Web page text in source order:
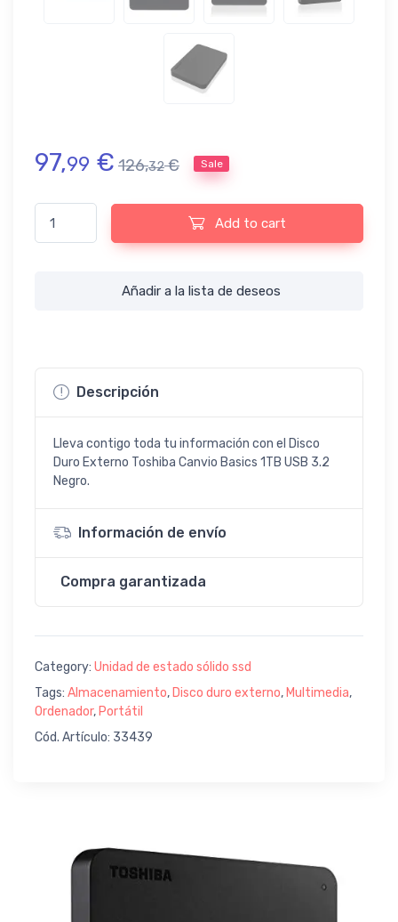
97,99 € 126,32 € Sale
Disco Duro Externo Toshiba Canvio Basics 1TB USB 3.2 Negro
Add to cart
Añadir a la lista de deseos
Descripción
Lleva contigo toda tu información con el Disco
Duro Externo Toshiba Canvio Basics 1TB USB 3.2
Negro.
Información de envío
Compra garantizada
Category: Unidad de estado sólido ssd
Tags: Almacenamiento, Disco duro externo, Multimedia,
Ordenador, Portátil
Cód. Artículo: 33439